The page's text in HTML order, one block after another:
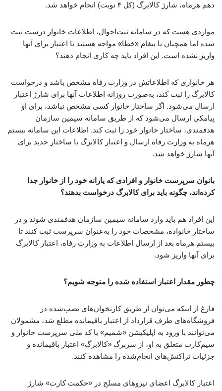
دهم هرماه، شارژ کالابرگ (کل ۴ نوبت) انجام خواهد شد.
مواردی هست که در سامانه ثبت‌احوال، اطلاعات خانوار درست ثبت
شده اما همچنان با پیغام «خطا» مواجه هستند یا اعتبار برای آنها
واریز نشده است. این افراد باید چه کاری انجام دهند؟
هر خانواری که اطلاعاتش در وزارت رفاه مشخص باشد و درخواست
کالابرگ را ثبت کند، به‌صورت روزانه اطلاعات آنها برای شارژ اعتبار
ارسال می‌شود. اگر ساختار خانوار کسی مشخص نباشد، برای او
پیامکی ارسال می‌شود که از طریق سامانه سیمین سازمان
هدفمندی، ساختار خانوار خود را ثبت کند. اطلاعات این سامانه بیستم
هرماه به وزارت رفاه ارسال و اعتبار کالابرگ با ساختار جدید برای
آنها شارژ خواهد شد.
بانوان سرپرست خانوار و افرادی که یارانه خود را از خانوار جدا
کرده‌اند، چگونه باید برای کالابرگ درخواست بدهند؟
این افراد هم باید وارد سامانه سیمین سازمان هدفمندی شوند و در
ساختار خانواده، مشخصات خود را به‌عنوان سرپرست ثبت کنند تا
بیستم هرماه بعد از ارسال اطلاعات به وزارت رفاه، اعتبار کالابرگ
برای آنها واریز شود.
چطور مقدار اعتبار استفاده شده را متوجه شویم؟
فارغ از اینکه می‌توان از طریق کارتخوان‌های نصب‌شده در
فروشگاه‌های طرف قرارداد از اعتبار باقیمانده مطلع شد، مشمولان
می‌توانند با ورود به اپلیکیشن «شمیم» با کد ملی سرپرست خانوار و
سیم‌کارت متعلق به او، از سربرگ «کالابرگ» اعتبار باقیمانده و
جزئیات تراکنش‌های انجام‌شده را مشاهده کنند.
اعتبار کالابرگ اعضای نیروهای مسلح در «حکمت کارت» شارژ